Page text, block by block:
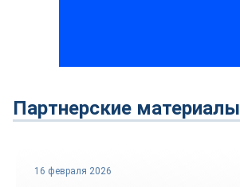
Партнерские материалы
Рынок
16 февраля 2026